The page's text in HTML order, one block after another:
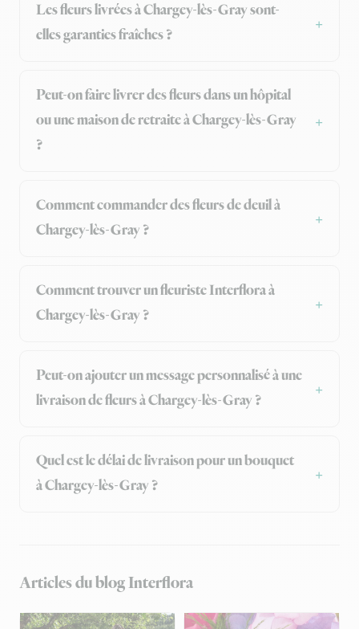
Les fleurs livrées à Chargey-lès-Gray sont-
elles garanties fraîches ?
Peut-on faire livrer des fleurs dans un hôpital
ou une maison de retraite à Chargey-lès-Gray
?
Comment commander des fleurs de deuil à
Chargey-lès-Gray ?
Comment trouver un fleuriste Interflora à
Chargey-lès-Gray ?
Peut-on ajouter un message personnalisé à une
livraison de fleurs à Chargey-lès-Gray ?
Quel est le délai de livraison pour un bouquet
à Chargey-lès-Gray ?
Articles du blog Interflora